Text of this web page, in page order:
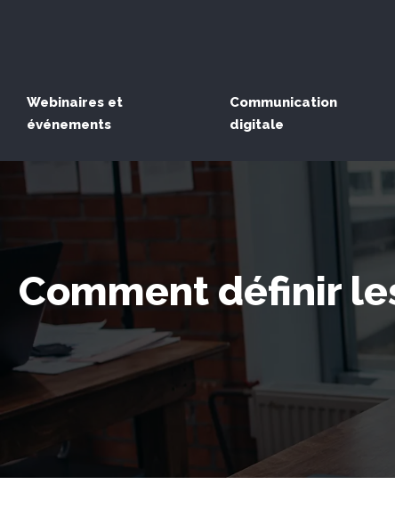
Webinaires et
événements
Communication
digitale
Comment définir